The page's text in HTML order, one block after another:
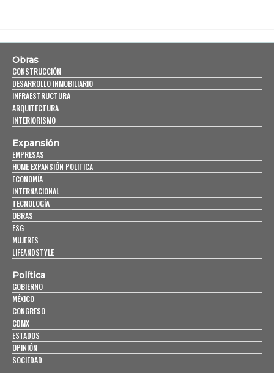
Obras
CONSTRUCCIÓN
DESARROLLO INMOBILIARIO
INFRAESTRUCTURA
ARQUITECTURA
INTERIORISMO
Expansión
EMPRESAS
HOME EXPANSIÓN POLITICA
ECONOMÍA
INTERNACIONAL
TECNOLOGÍA
OBRAS
ESG
MUJERES
LIFEANDSTYLE
Política
GOBIERNO
MÉXICO
CONGRESO
CDMX
ESTADOS
OPINIÓN
SOCIEDAD